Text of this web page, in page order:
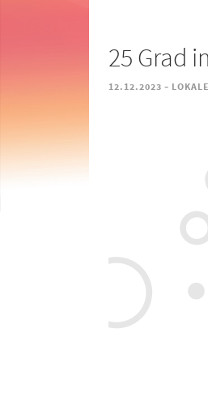
25 Grad
12.12.2023 -